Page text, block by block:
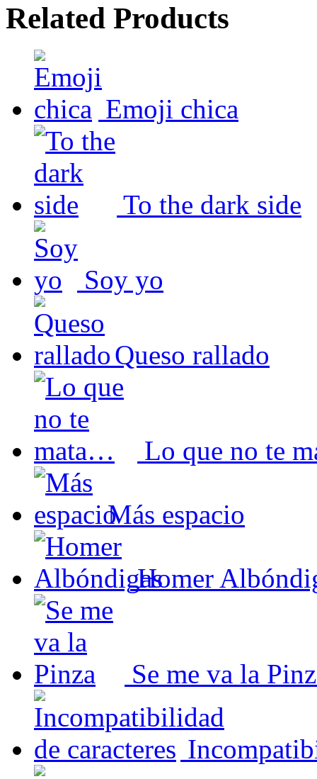
Related Products
Emoji chica
To the dark side
Soy yo
Queso rallado
Lo que no te
Más espacio
Homer
Se me va la